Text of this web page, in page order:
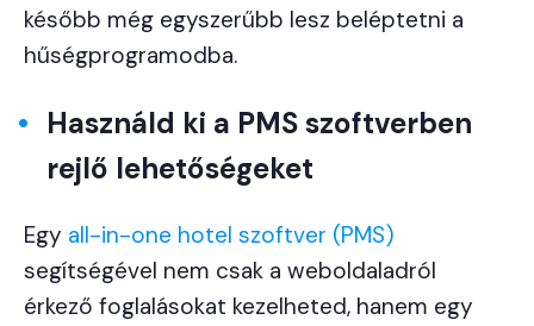
később még egyszerűbb lesz beléptetni a
hűségprogramodba.
Használd ki a PMS szoftverben
rejlő lehetőségeket
Egy all-in-one hotel szoftver (PMS)
segítségével nem csak a weboldaladról
érkező foglalásokat kezelheted, hanem egy